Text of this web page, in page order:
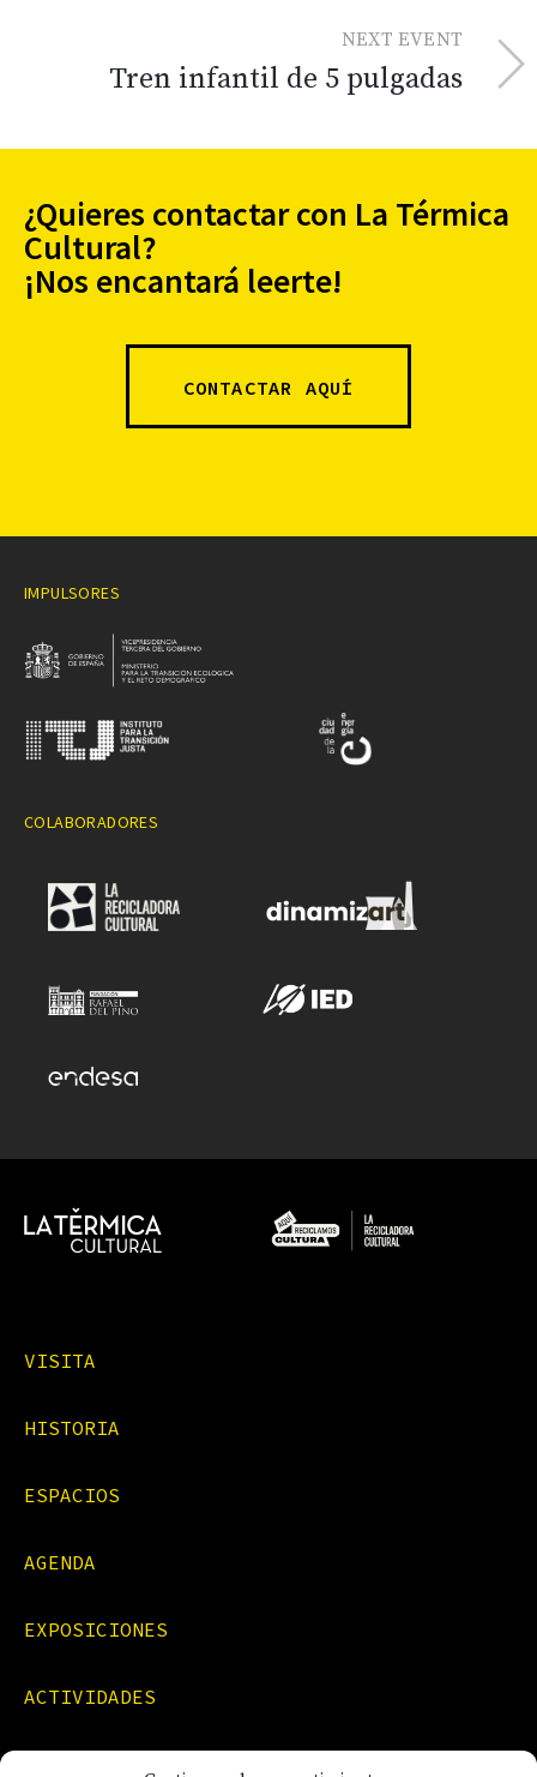
NEXT EVENT
Tren infantil de 5 pulgadas
¿Quieres contactar con La Térmica
Cultural?
¡Nos encantará leerte!
CONTACTAR AQUÍ
IMPULSORES
COLABORADORES
VISITA
HISTORIA
ESPACIOS
AGENDA
EXPOSICIONES
ACTIVIDADES